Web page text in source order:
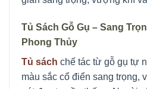
Tủ Sách Gỗ Gụ – Sang
Phong Thủy
Tủ sách chế tác từ gỗ gụ tự
màu sắc cổ điển sang trọng,